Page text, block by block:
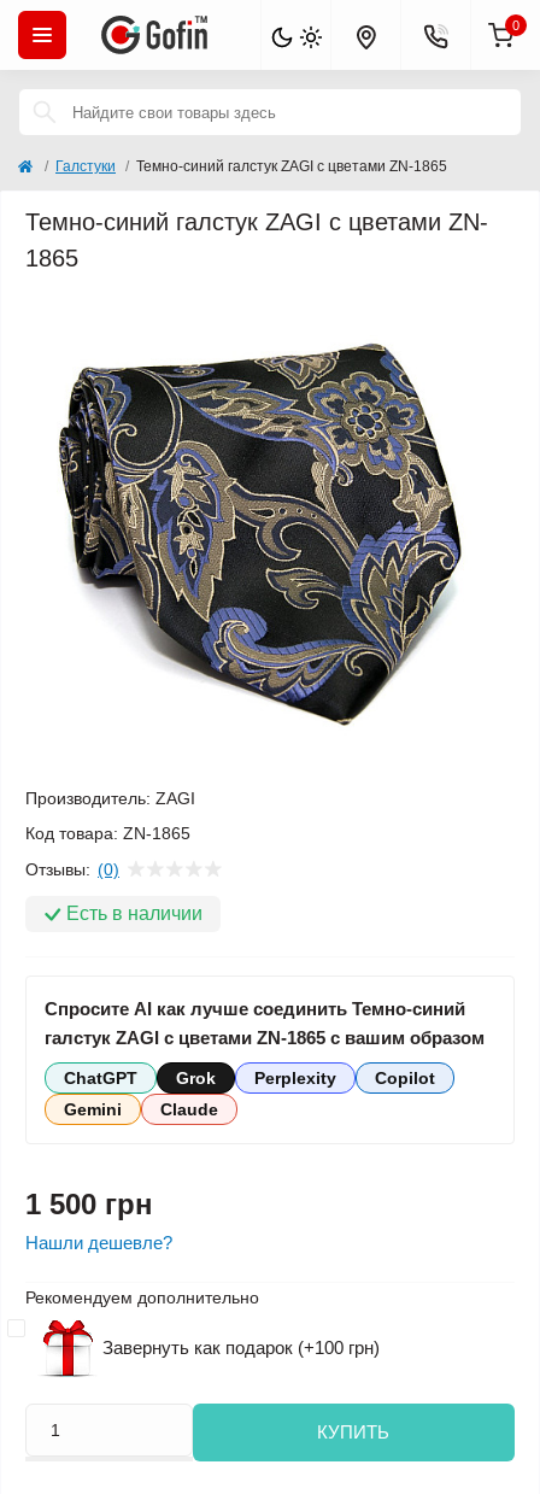
0
Галстуки Темно-синий галстук ZAGI с цветами ZN-1865
Темно-синий галстук ZAGI с цветами ZN-
1865
Производитель: ZAGI
Код товара: ZN-1865
Отзывы: (0)
Есть в наличии
Спросите AI как лучше соединить Темно-синий
галстук ZAGI с цветами ZN-1865 с вашим образом
ChatGPT Grok Perplexity
Copilot
Gemini
Claude
1 500 грн
Нашли дешевле?
Рекомендуем дополнительно
Завернуть как подарок (+100 грн)
КУПИТЬ